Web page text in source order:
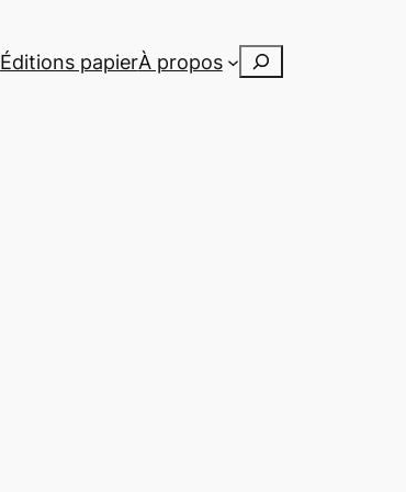
Éditions papierÀ propos Rechercher